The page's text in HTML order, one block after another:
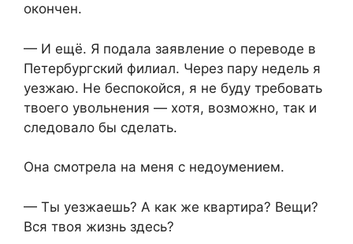
окончен.
— И ещё. Я подала заявление о переводе в
Петербургский филиал. Через пару недель я
уезжаю. Не беспокойся, я не буду требовать
твоего увольнения — хотя, возможно, так и
следовало бы сделать.
Она смотрела на меня с недоумением.
— Ты уезжаешь? А как же квартира? Вещи?
Вся твоя жизнь здесь?